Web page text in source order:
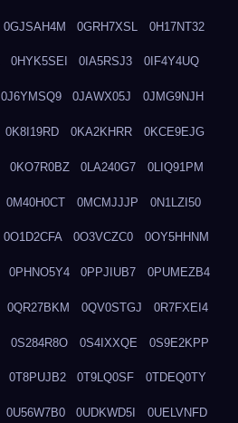
0GJSAH4M 0GRH7XSL 0H17NT32
0HYK5SEI 0IA5RSJ3 0IF4Y4UQ
0J6YMSQ9 0JAWX05J 0JMG9NJH
0K8I19RD 0KA2KHRR 0KCE9EJG
0KO7R0BZ 0LA240G7 0LIQ91PM
0M40H0CT 0MCMJJJP 0N1LZI50
0O1D2CFA 0O3VCZC0 0OY5HHNM
0PHNO5Y4 0PPJIUB7 0PUMEZB4
0QR27BKM 0QV0STGJ 0R7FXEI4
0S284R8O 0S4IXXQE 0S9E2KPP
0T8PUJB2 0T9LQ0SF 0TDEQ0TY
0U56W7B0 0UDKWD5I 0UELVNFD